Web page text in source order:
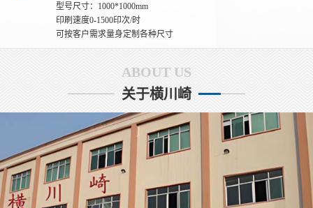
型号尺寸：1000*1000mm
印刷速度0-1500印次/时
可按客户需求量身定制各种尺寸
ABOUT US
关于横川崎
(沙头) 保证丝印防伪标签一致性的核心，是**消除全流程变量**，
通过标准化材料、固定设备参数、统一操作规范和量化检测，实现
同批次乃至不同批次标签在外观、尺寸、防伪效果上的统一。 一、
纸），避免不同批次基材厚度、平整度差异
(沙头)丝印过程中如何保证防伪标签的质量
(沙头)丝印防伪标签的质量直接决定其防伪有效性，核心要从**源头
控制、过程监管、结果检测**三个维度层层把关。 一、源头控制：
网版与材料是质量根基 1. **网版精度把控** - 选择高目数丝网（如
300-500目），确保微缩文字、精细纹理能清晰呈现，目数过低易导
致图案边缘毛糙。 - 严格控制感光胶厚度（通常5-10&mu;m），厚
度不均会造成油墨漏印量不一致，出现局
(沙头)〔丝印机〕丝网印刷丝印网版怎么制